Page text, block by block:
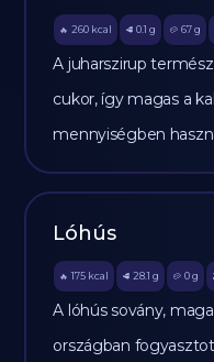
🔥 260 kcal 🥩 0.1 g 🥔 67g
A juharszirup
cukor, így magas a
mennyiségben
Lóhús
🔥 175 kcal 🥩 28.1 g 🥔 0g
A lóhús sovány,
országban